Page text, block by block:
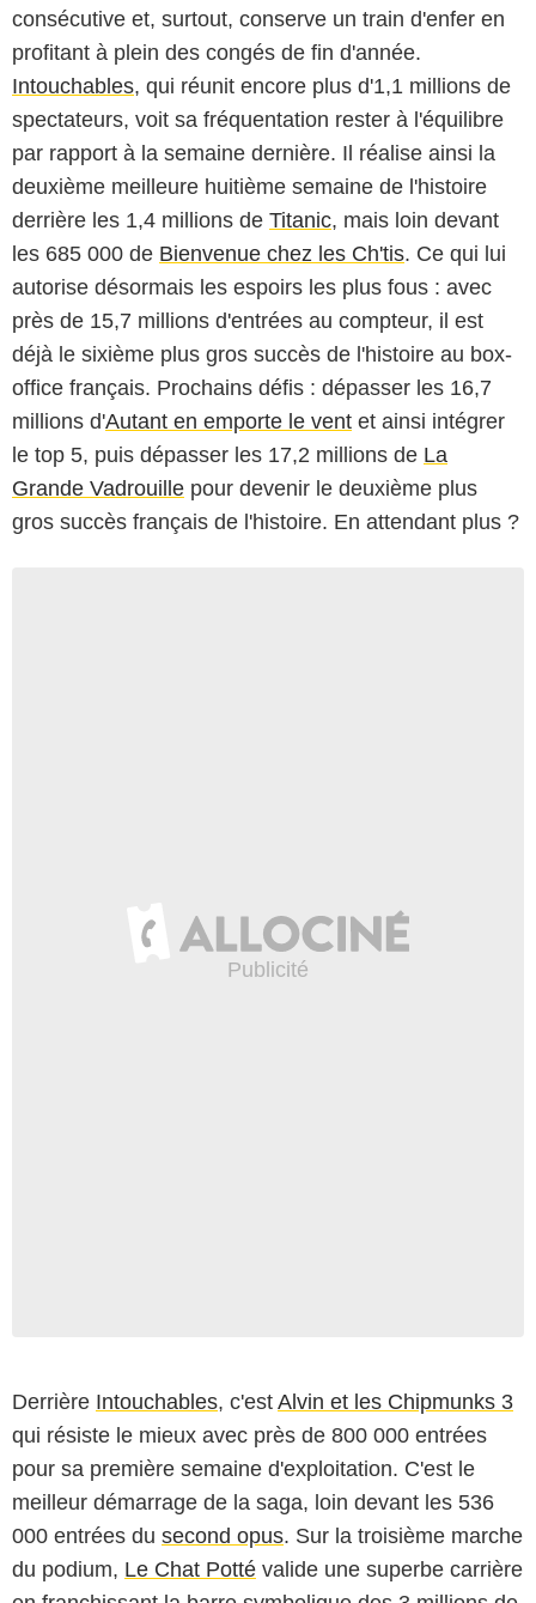
consécutive et, surtout, conserve un train d'enfer en
profitant à plein des congés de fin d'année.
Intouchables, qui réunit encore plus d'1,1 millions de
spectateurs, voit sa fréquentation rester à l'équilibre
par rapport à la semaine dernière. Il réalise ainsi la
deuxième meilleure huitième semaine de l'histoire
derrière les 1,4 millions de Titanic, mais loin devant
les 685 000 de Bienvenue chez les Ch'tis. Ce qui lui
autorise désormais les espoirs les plus fous : avec
près de 15,7 millions d'entrées au compteur, il est
déjà le sixième plus gros succès de l'histoire au box-
office français. Prochains défis : dépasser les 16,7
millions d'Autant en emporte le vent et ainsi intégrer
le top 5, puis dépasser les 17,2 millions de La
Grande Vadrouille pour devenir le deuxième plus
gros succès français de l'histoire. En attendant plus ?
Derrière Intouchables, c'est Alvin et les Chipmunks 3
qui résiste le mieux avec près de 800 000 entrées
pour sa première semaine d'exploitation. C'est le
meilleur démarrage de la saga, loin devant les 536
000 entrées du second opus. Sur la troisième marche
du podium, Le Chat Potté valide une superbe carrière